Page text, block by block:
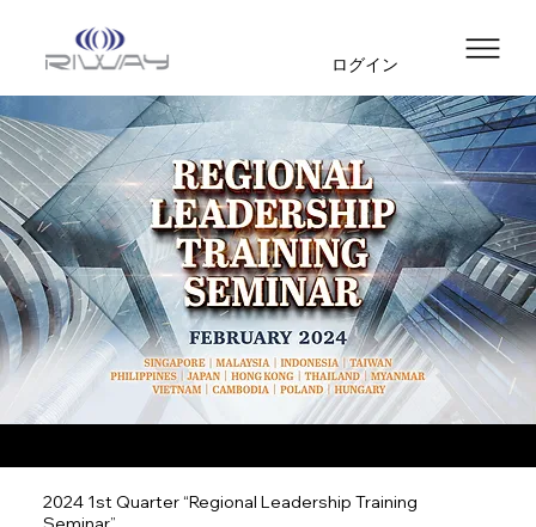
ログイン
2024 1st Quarter “Regional Leadership Training